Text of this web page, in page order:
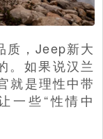
质，Jeep新大
。如果说汉兰
就是理性中带
一些“性情中